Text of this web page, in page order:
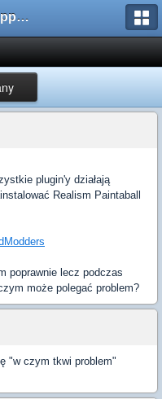
AMXX.pl: Support AMX Mod X i SourceMod
plugin'y działają
Realism Paintaball
poprawnie lecz podczas
może polegać problem?
"w czym tkwi problem"